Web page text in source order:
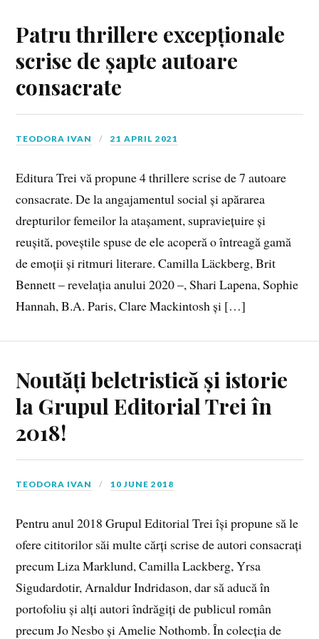
Patru thrillere excepționale
scrise de șapte autoare
consacrate
TEODORA IVAN 21 APRIL 2021
Editura Trei vă propune 4 thrillere scrise de 7 autoare
consacrate. De la angajamentul social și apărarea
drepturilor femeilor la atașament, supraviețuire și
reușită, poveștile spuse de ele acoperă o întreagă gamă
de emoții și ritmuri literare. Camilla Läckberg, Brit
Bennett – revelația anului 2020 –, Shari Lapena, Sophie
Hannah, B.A. Paris, Clare Mackintosh și […]
Noutăți beletristică și istorie
la Grupul Editorial Trei în
2018!
TEODORA IVAN 10 JUNE 2018
Pentru anul 2018 Grupul Editorial Trei își propune să le
ofere cititorilor săi multe cărți scrise de autori consacrați
precum Liza Marklund, Camilla Lackberg, Yrsa
Sigudardotir, Arnaldur Indridason, dar să aducă în
portofoliu și alți autori îndrăgiți de publicul român
precum Jo Nesbo și Amelie Nothomb. În colecția de